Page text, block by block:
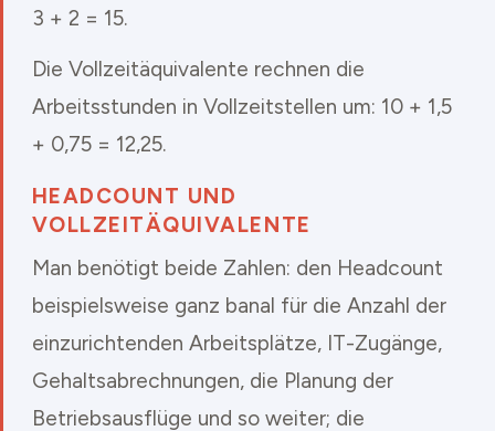
3 + 2 = 15.
Die Vollzeitäquivalente rechnen die
Arbeitsstunden in Vollzeitstellen um: 10 + 1,5
+ 0,75 = 12,25.
HEADCOUNT UND
VOLLZEITÄQUIVALENTE
Man benötigt beide Zahlen: den Headcount
beispielsweise ganz banal für die Anzahl der
einzurichtenden Arbeitsplätze, IT-Zugänge,
Gehaltsabrechnungen, die Planung der
Betriebsausflüge und so weiter; die